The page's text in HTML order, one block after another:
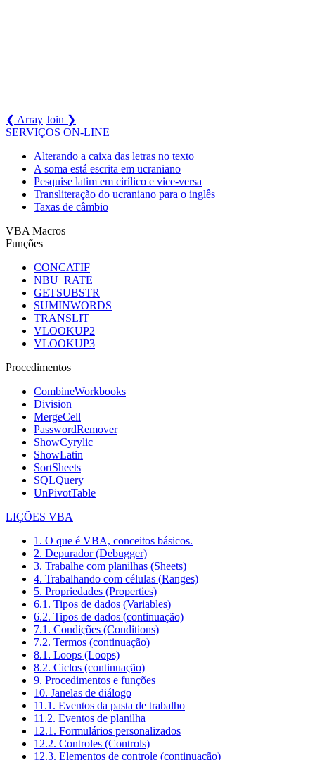
❮ Array Join ❯
SERVIÇOS ON-LINE
Alterando a caixa das letras no texto
A soma está escrita em ucraniano
Pesquise latim em cirílico e vice-versa
Transliteração do ucraniano para o inglês
Taxas de câmbio
VBA Macros
Funções
CONCATIF
NBU_RATE
GETSUBSTR
SUMINWORDS
TRANSLIT
VLOOKUP2
VLOOKUP3
Procedimentos
CombineWorkbooks
Division
MergeCell
PasswordRemover
ShowCyrylic
ShowLatin
SortSheets
SQLQuery
UnPivotTable
LIÇÕES VBA
1. O que é VBA, conceitos básicos.
2. Depurador (Debugger)
3. Trabalhe com planilhas (Sheets)
4. Trabalhando com células (Ranges)
5. Propriedades (Properties)
6.1. Tipos de dados (Variables)
6.2. Tipos de dados (continuação)
7.1. Condições (Conditions)
7.2. Termos (continuação)
8.1. Loops (Loops)
8.2. Ciclos (continuação)
9. Procedimentos e funções
10. Janelas de diálogo
11.1. Eventos da pasta de trabalho
11.2. Eventos de planilha
12.1. Formulários personalizados
12.2. Controles (Controls)
12.3. Elementos de controle (continuação)